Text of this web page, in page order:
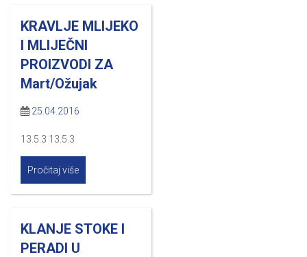
KRAVLJE MLIJEKO
I MLIJEČNI
PROIZVODI ZA
Mart/Ožujak
25.04.2016
13.5.3 13.5.3
Pročitaj više
KLANJE STOKE I
PERADI U